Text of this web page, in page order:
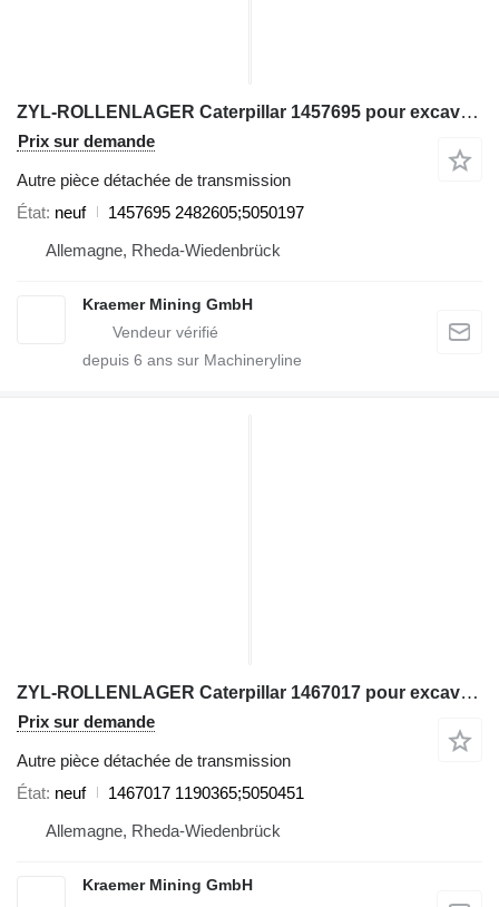
ZYL-ROLLENLAGER Caterpillar 1457695 pour excavateur
Prix sur demande
Autre pièce détachée de transmission
État neuf
1457695 2482605;5050197
Allemagne, Rheda-Wiedenbrück
Kraemer Mining GmbH
depuis 6 ans sur Machineryline
ZYL-ROLLENLAGER Caterpillar 1467017 pour excavateur
Prix sur demande
Autre pièce détachée de transmission
État neuf
1467017 1190365;5050451
Allemagne, Rheda-Wiedenbrück
Kraemer Mining GmbH